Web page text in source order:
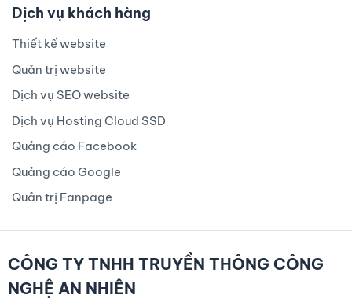
Dịch vụ khách hàng
Thiết kế website
Quản trị website
Dịch vụ SEO website
Dịch vụ Hosting Cloud SSD
Quảng cáo Facebook
Quảng cáo Google
Quản trị Fanpage
CÔNG TY TNHH TRUYỀN THÔNG CÔNG
NGHỆ AN NHIÊN